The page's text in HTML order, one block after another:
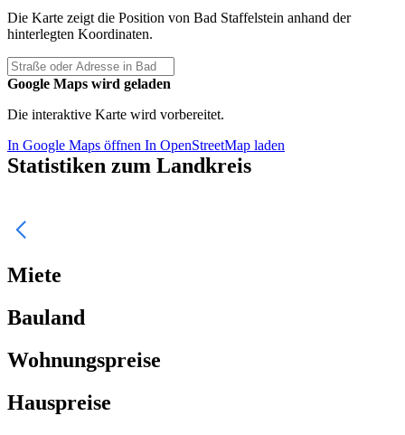
Die Karte zeigt die Position von Bad Staffelstein anhand der
hinterlegten Koordinaten.
Google Maps wird geladen
Die interaktive Karte wird vorbereitet.
In Google Maps öffnen In OpenStreetMap laden
Statistiken zum Landkreis
Miete
Bauland
Wohnungspreise
Hauspreise